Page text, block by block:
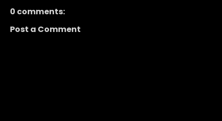
0 comments:
Post a Comment